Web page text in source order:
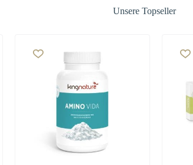
Unsere Topseller